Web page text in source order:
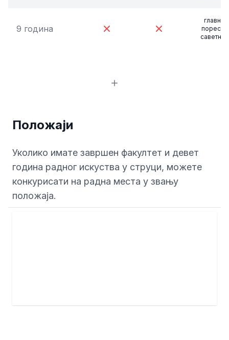
9 година
главни
порески
саветник
Положаји
Уколико имате завршен факултет и девет
година радног искуства у струци, можете
конкурисати на радна места у звању
положаја.